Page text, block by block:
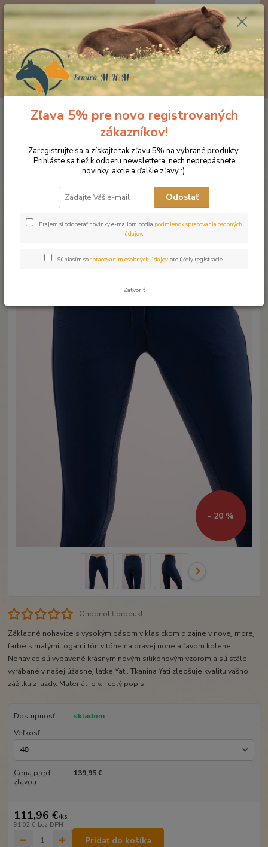
Menu
0ks
za0 €
Značka oblečenia MONTAR ZĽAVY!
Jazdecké nohavice
MONTAR Megan Yati modrá
MONTAR Megan Yati modrá
- 20 %
Ohodnotiť produkt
Základné nohavice s vysokým pásom v klasickom dizajne v novej morej
farbe s malými logami tón v tóne na pravej nohe a ľavom kolene.
Nohavice sú vybavené krásnym novým silikónovým vzorom a sú stále
vyrábané v našej úžasnej látke Yati. Tkanina Yati zlepšuje kvalitu vášho
zážitku z jazdy. Materiál je v... celý popis
Dostupnosť
skladom
Veľkosť
Cena pred
zľavou
139,95 €
111,96 €/ks
91,02 € bez DPH
Pridať do košíka
Zľava 5% pre novo registrovaných
zákazníkov!
Zaregistrujte sa a získajte tak zľavu 5% na vybrané produkty.
Prihláste sa tiež k odberu newslettera, nech neprepásnete
novinky, akcie a ďalšie zľavy :).
Odoslať
Prajem si odoberať novinky e-mailom podľa podmienok spracovania osobných
údajov.
Súhlasím sospracovaním osobných údajov pre účely registrácie.
Zatvoriť